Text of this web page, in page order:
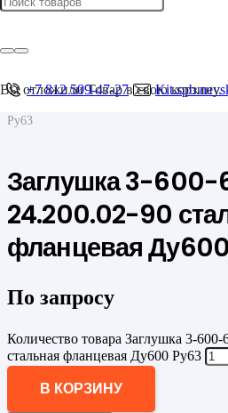
+7 812 509-47-27
Вы отложилиТоварв свою корзину.
Главная
/
Ру63
Заглушка 3-600-
24.200.02-90
фланцевая
По запросу
Количество товара Заглушка 3-
стальная фланцевая Ду600 Ру63
В КОРЗИНУ